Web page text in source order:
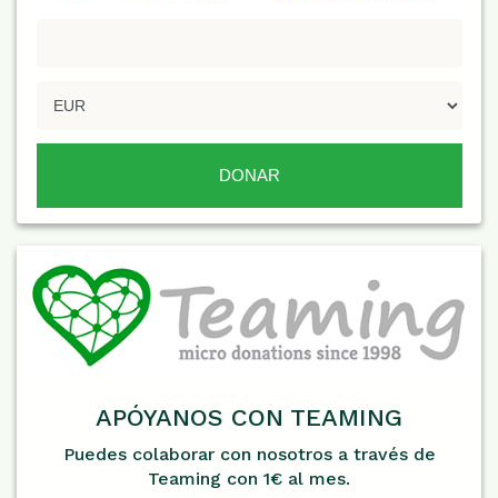
APÓYANOS CON TEAMING
Puedes colaborar con nosotros a través de
Teaming con 1€ al mes.